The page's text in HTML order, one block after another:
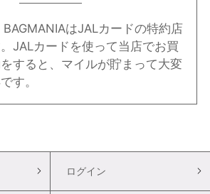
BAGMANIAはJALカードの特約店
JALカードを使って当店でお買
すると、マイルが貯まって大変
す。
ログイン